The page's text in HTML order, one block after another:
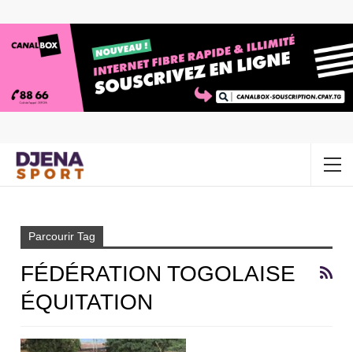
Parcourir Tag
FÉDÉRATION TOGOLAISE
ÉQUITATION